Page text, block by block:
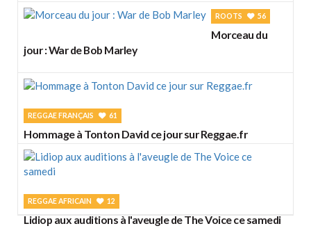
ROOTS 56
Morceau du
jour : War de Bob Marley
REGGAE FRANÇAIS 61
Hommage à Tonton David ce jour sur Reggae.fr
REGGAE AFRICAIN 12
Lidiop aux auditions à l'aveugle de The Voice ce samedi